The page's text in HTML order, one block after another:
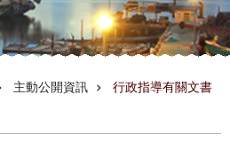
主動公開資訊 行政指導有關文書